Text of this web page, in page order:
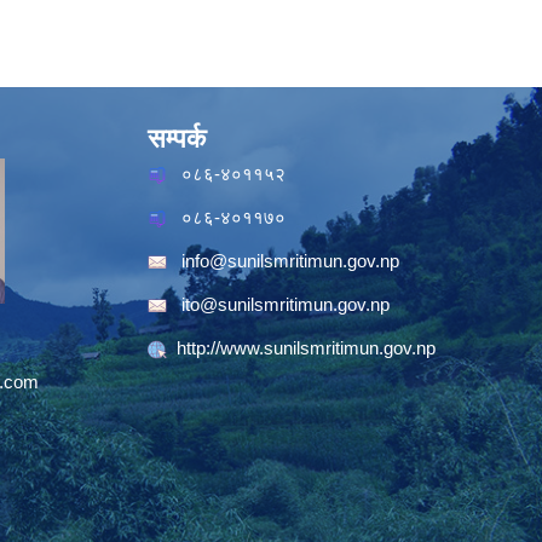
सम्पर्क
०८६-४०११५२
०८६-४०११७०
info@sunilsmritimun.gov.np
ito@sunilsmritimun.gov.np
http://www.sunilsmritimun.gov.np